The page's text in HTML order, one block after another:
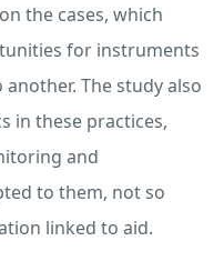
the cases, which
for instruments
The study also
in these practices,
and
to them, not so
linked to aid.